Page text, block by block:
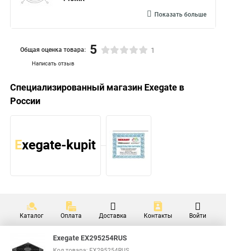
Показать больше
Написать отзыв
Общая оценка товара: 5 1
Специализированный магазин Exegate в
России
Каталог Оплата Доставка Контакты Войти
Exegate EX295254RUS